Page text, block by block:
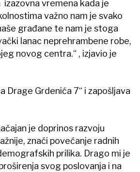
izazovna vremena kada je
važno nam je svako
građane te nam je stoga
lanac neprehrambene robe,
novog centra.“ , izjavio je
Drage Grdenića 7“ i zapošljava
je doprinos razvoju
znači povećanje radnih
prilika. Drago mi je
svog poslovanja i na